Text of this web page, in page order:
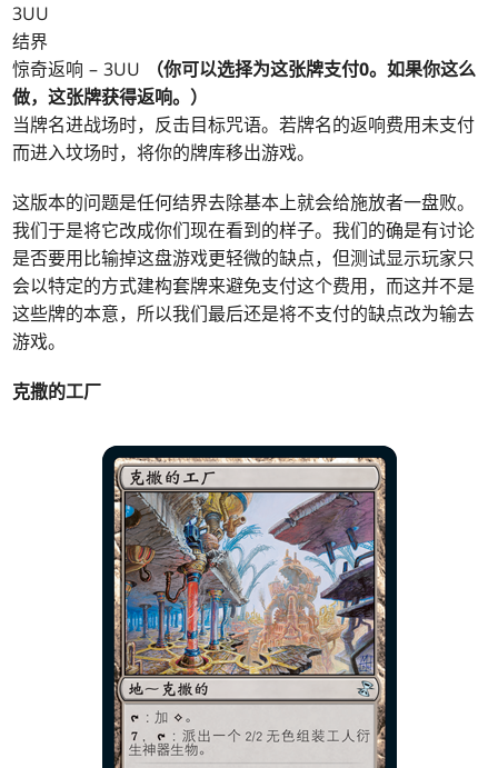
3UU
结界
惊奇返响 – 3UU
（你可以选择为这张牌支付0。如果你这么
做，这张牌获得返响。）
当牌名进战场时，反击目标咒语。若牌名的返响费用未支付
而进入坟场时，将你的牌库移出游戏。
这版本的问题是任何结界去除基本上就会给施放者一盘败。
我们于是将它改成你们现在看到的样子。我们的确是有讨论
是否要用比输掉这盘游戏更轻微的缺点，但测试显示玩家只
会以特定的方式建构套牌来避免支付这个费用，而这并不是
这些牌的本意，所以我们最后还是将不支付的缺点改为输去
游戏。
克撒的工厂